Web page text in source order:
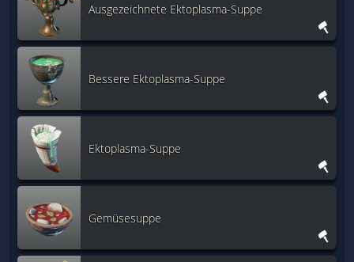
Ausgezeichnete Ektoplasma-Suppe
Bessere Ektoplasma-Suppe
Ektoplasma-Suppe
Gemüsesuppe